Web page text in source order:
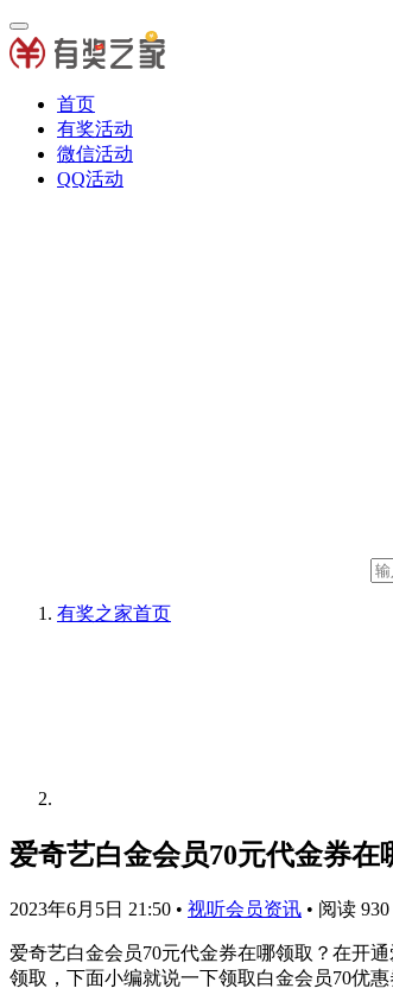
首页
有奖活动
微信活动
QQ活动
有奖之家首页
爱奇艺白金会员70元代金券在
2023年6月5日 21:50 • 视听会员资讯 • 阅读 930
爱奇艺白金会员70元代金券在哪领取？在开
领取，下面小编就说一下领取白金会员70优惠